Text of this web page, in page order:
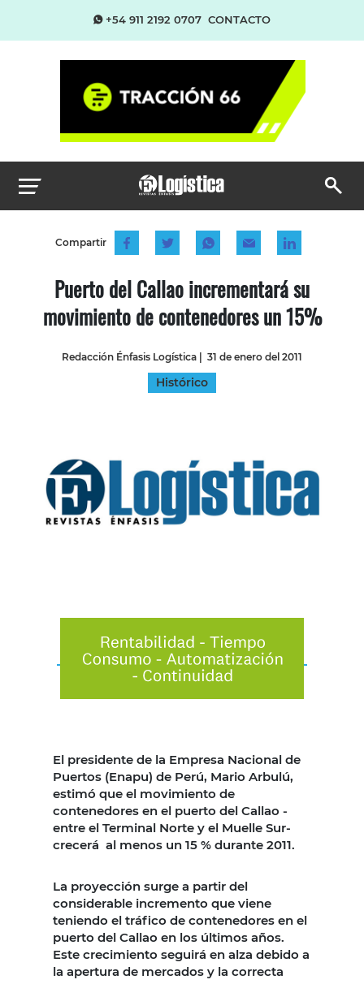
+54 911 2192 0707 CONTACTO
Compartir
Puerto del Callao incrementará su
movimiento de contenedores un 15%
Redacción Énfasis Logística | 31 de enero del 2011
Histórico
El presidente de la Empresa Nacional de
Puertos (Enapu) de Perú, Mario Arbulú,
estimó que el movimiento de
contenedores en el puerto del Callao -
entre el Terminal Norte y el Muelle Sur-
crecerá al menos un 15 % durante 2011.
La proyección surge a partir del
considerable incremento que viene
teniendo el tráfico de contenedores en el
puerto del Callao en los últimos años.
Este crecimiento seguirá en alza debido a
la apertura de mercados y la correcta